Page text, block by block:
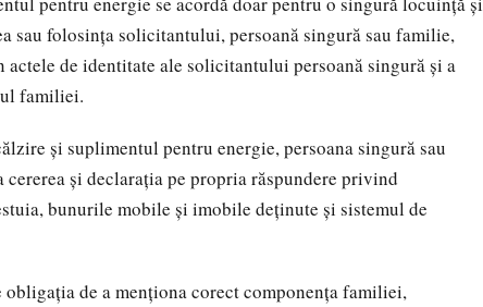
sau folosința solicitantului, persoană singură sau familie,
de identitate ale solicitantului persoană singură și a
familiei.
și suplimentul pentru energie, persoana singură sau
și declarația pe propria răspundere privind
bunurile mobile și imobile deținute și sistemul de
de a menționa corect componența familiei,